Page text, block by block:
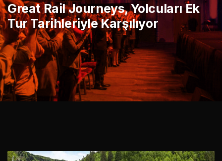
Great Rail Journeys, Yolcuları Ek
Tur Tarihleriyle Karşılıyor